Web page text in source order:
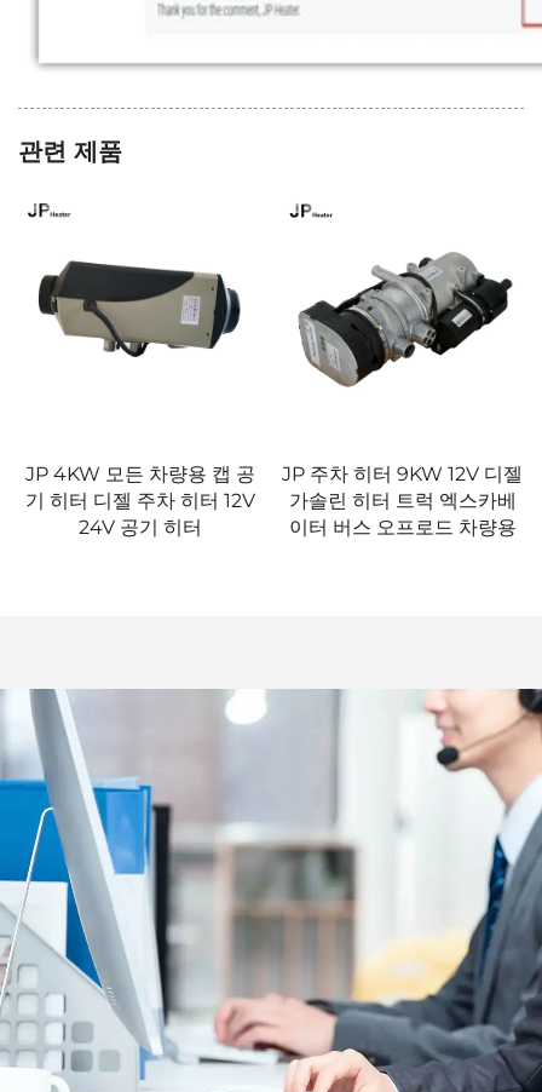
관련 제품
JP 주차 히터 9KW 12V 디젤
가솔린 히터 트럭 엑스카베
이터 버스 오프로드 차량용
JP 2.2KW 12V 공기 주차 히
터 가스 히터 차량 트럭 보트
모바일 홈 카라반용